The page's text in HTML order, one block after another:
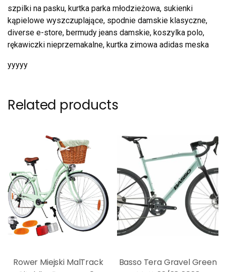
szpilki na pasku, kurtka parka młodzieżowa, sukienki
kąpielowe wyszczuplające, spodnie damskie klasyczne,
diverse e-store, bermudy jeans damskie, koszylka polo,
rękawiczki nieprzemakalne, kurtka zimowa adidas meska
yyyyy
Related products
Rower Miejski MalTrack
Basso Tera Gravel Green